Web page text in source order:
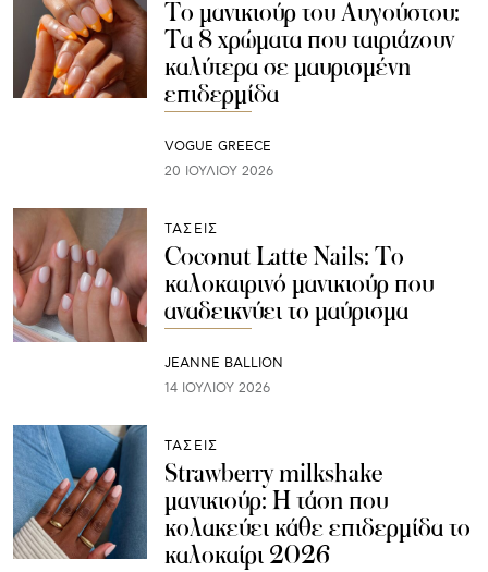
Το μανικιούρ του Αυγούστου:
Τα 8 χρώματα που ταιριάζουν
καλύτερα σε μαυρισμένη
επιδερμίδα
VOGUE GREECE
20 ΙΟΥΛΊΟΥ 2026
ΤΑΣΕΙΣ
Coconut Latte Nails: Το
καλοκαιρινό μανικιούρ που
αναδεικνύει το μαύρισμα
JEANNE BALLION
14 ΙΟΥΛΊΟΥ 2026
ΤΑΣΕΙΣ
Strawberry milkshake
μανικιούρ: Η τάση που
κολακεύει κάθε επιδερμίδα το
καλοκαίρι 2026